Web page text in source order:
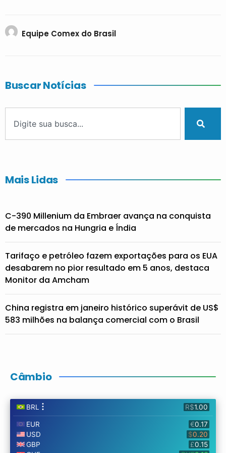
Equipe Comex do Brasil
Buscar Notícias
Mais Lidas
C-390 Millenium da Embraer avança na conquista
de mercados na Hungria e Índia
Tarifaço e petróleo fazem exportações para os EUA
desabarem no pior resultado em 5 anos, destaca
Monitor da Amcham
China registra em janeiro histórico superávit de US$
583 milhões na balança comercial com o Brasil
Câmbio